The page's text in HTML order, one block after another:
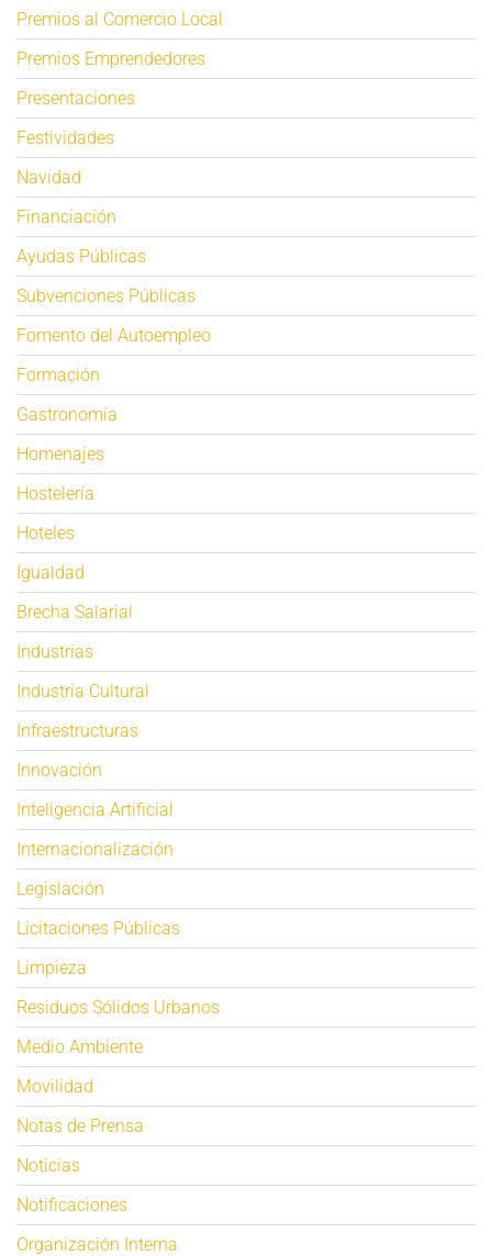
Premios al Comercio Local
Premios Emprendedores
Presentaciones
Festividades
Navidad
Financiación
Ayudas Públicas
Subvenciones Públicas
Fomento del Autoempleo
Formación
Gastronomía
Homenajes
Hostelería
Hoteles
Igualdad
Brecha Salarial
Industrias
Industria Cultural
Infraestructuras
Innovación
Inteligencia Artificial
Internacionalización
Legislación
Licitaciones Públicas
Limpieza
Residuos Sólidos Urbanos
Medio Ambiente
Movilidad
Notas de Prensa
Noticias
Notificaciones
Organización Interna